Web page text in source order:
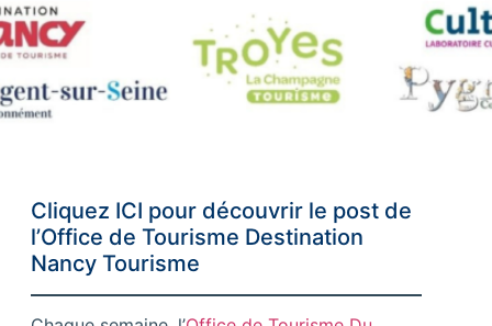
Cliquez ICI pour découvrir le post de
l’Office de Tourisme Destination
Nancy Tourisme